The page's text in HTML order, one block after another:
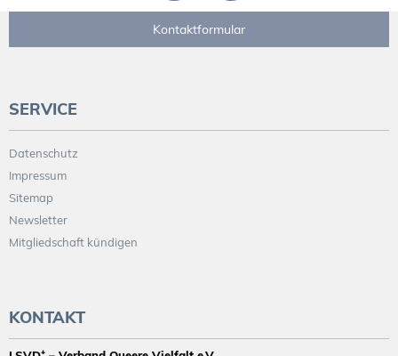
Kontaktformular
SERVICE
Datenschutz
Impressum
Sitemap
Newsletter
Mitgliedschaft kündigen
KONTAKT